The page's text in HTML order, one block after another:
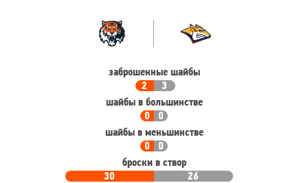
Команда
заброшенные шайбы
2
3
шайбы в большинстве
0
0
шайбы в меньшинстве
0
0
броски в створ
30
26